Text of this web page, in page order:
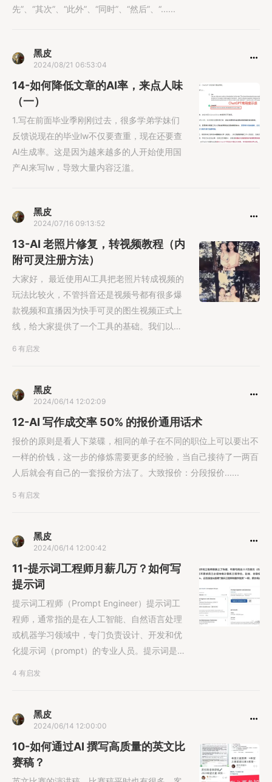
先”、“其次”、“此外”、“同时”、“然后”、“......
黑皮
2024/08/21 06:53:04
14-如何降低文章的AI率，来点人味
（一）
1.写在前面毕业季刚刚过去，很多学弟学妹们
反馈说现在的毕业lw不仅要查重，现在还要查
AI生成率。这是因为越来越多的人开始使用国
产AI来写lw，导致大量内容泛滥。
黑皮
2024/07/16 09:13:52
13-AI 老照片修复，转视频教程（内
附可灵注册方法）
大家好， 最近使用AI工具把老照片转成视频的
玩法比较火，不管抖音还是视频号都有很多爆
款视频和直播因为快手可灵的图生视频正式上
线，给大家提供了一个工具的基础。我们以修
6 有启发
黑皮
2024/06/14 12:02:09
12-AI 写作成交率 50% 的报价通用话术
报价的原则是看人下菜碟，相同的单子在不同的职位上可以要出不
一样的价钱，这一步的修炼需要更多的经验，当自己接待了一两百
人后就会有自己的一套报价方法了。大致报价：分段报价......
5 有启发
黑皮
2024/06/14 12:00:42
11-提示词工程师月薪几万？如何写
提示词
提示词工程师（Prompt Engineer）提示词工
程师，通常指的是在人工智能、自然语言处理
或机器学习领域中，专门负责设计、开发和优
化提示词（prompt）的专业人员。提示词是用
4 有启发
黑皮
2024/06/14 12:00:00
10-如何通过AI 撰写高质量的英文比
赛稿？